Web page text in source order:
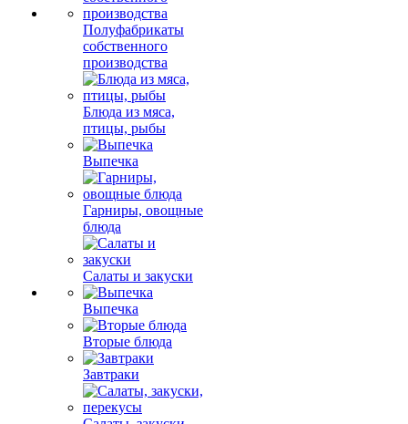
Полуфабрикаты
собственного
производства
Блюда из мяса,
птицы, рыбы
Выпечка
Гарниры, овощные
блюда
Салаты и закуски
Выпечка
Вторые блюда
Завтраки